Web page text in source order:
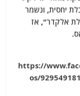
יחסית, ונשמר
אלקדר", אז
https://
os/